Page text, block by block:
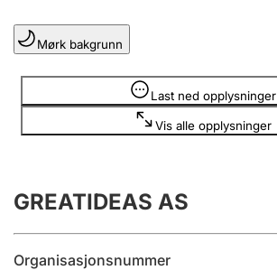
Lag og forening
Registrere, endre, slette
Innsending og forsinkelsesgebyr
Mørk bakgrunn
Last ned opplysninger
Vis alle opplysninger
Opplysninger er skjult
GREATIDEAS AS
Organisasjonsnummer